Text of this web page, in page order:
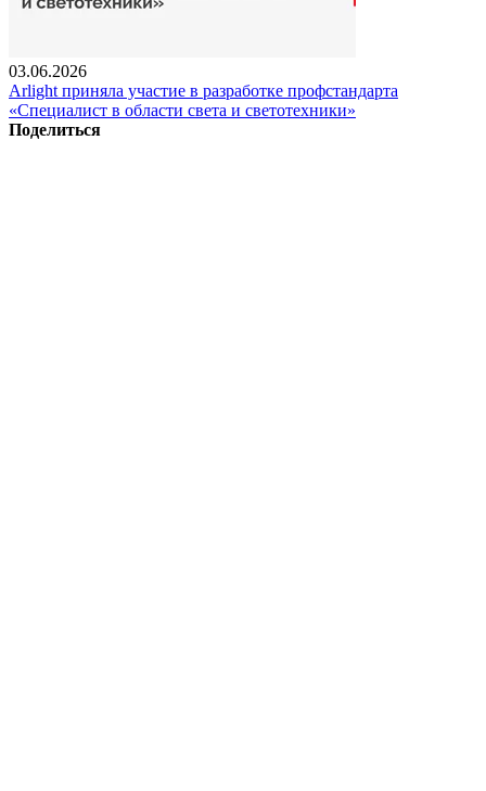
03.06.2026
Arlight приняла участие в разработке профстандарта
«Специалист в области света и светотехники»
Поделиться